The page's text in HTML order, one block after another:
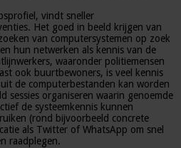
vindt sneller
Het goed in beeld krijgen van
van computersystemen op zoek
hun netwerken als kennis van de
waaronder politiemensen
ook buurtbewoners, is veel kennis
de computerbestanden kan worden
sessies organiseren waarin genoemde
de systeemkennis kunnen
(rond bijvoorbeeld concrete
als Twitter of WhatsApp om snel
raadplegen.